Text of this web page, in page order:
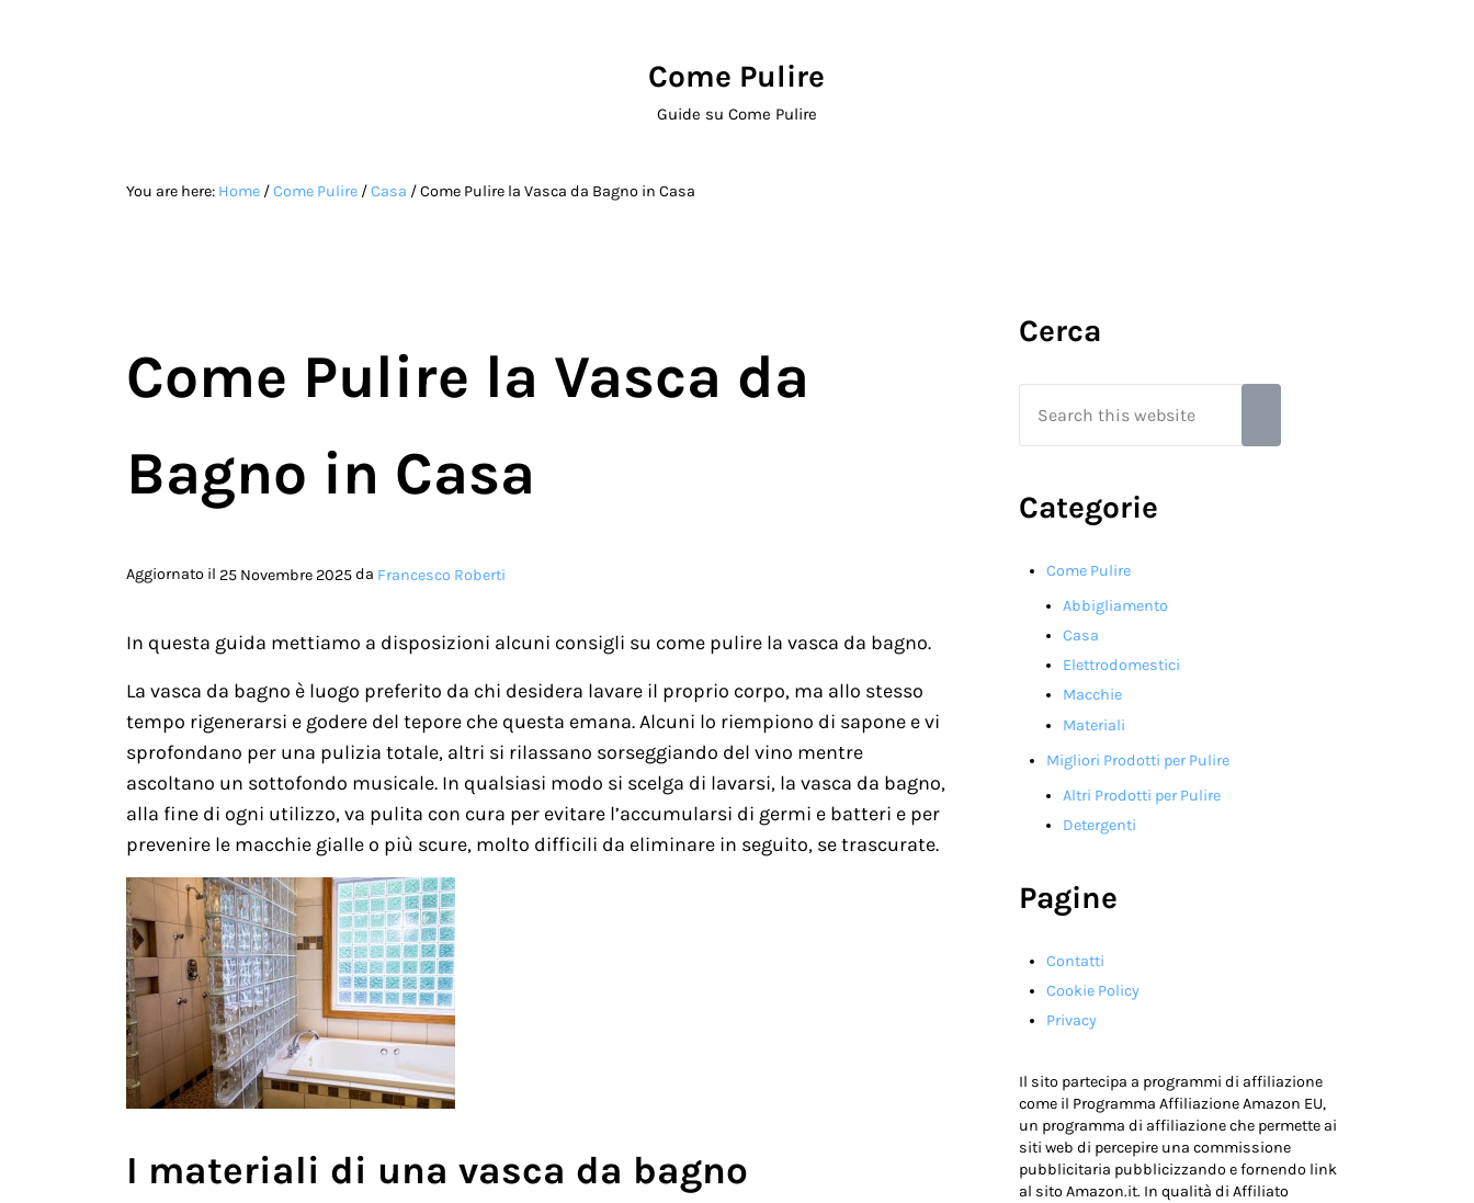
Come Pulire
Guide su Come Pulire
You are here: Home /Come Pulire /Casa /Come Pulire la Vasca da Bagno in Casa
Come Pulire la Vasca da
Bagno in Casa
Aggiornato il 25 Novembre 2025da Francesco Roberti
In questa guida mettiamo a disposizioni alcuni consigli su come pulire la vasca da bagno.
La vasca da bagno è luogo preferito da chi desidera lavare il proprio corpo, ma allo stesso
tempo rigenerarsi e godere del tepore che questa emana. Alcuni lo riempiono di sapone e vi
sprofondano per una pulizia totale, altri si rilassano sorseggiando del vino mentre
ascoltano un sottofondo musicale. In qualsiasi modo si scelga di lavarsi, la vasca da bagno,
alla fine di ogni utilizzo, va pulita con cura per evitare l’accumularsi di germi e batteri e per
prevenire le macchie gialle o più scure, molto difficili da eliminare in seguito, se trascurate.
I materiali di una vasca da bagno
Cerca
Categorie
Come Pulire
Abbigliamento
Casa
Elettrodomestici
Macchie
Materiali
Migliori Prodotti per Pulire
Altri Prodotti per Pulire
Detergenti
Pagine
Contatti
Cookie Policy
Privacy
Il sito partecipa a programmi di affiliazione
come il Programma Affiliazione Amazon EU,
un programma di affiliazione che permette ai
siti web di percepire una commissione
pubblicitaria pubblicizzando e fornendo link
al sito Amazon.it. In qualità di Affiliato